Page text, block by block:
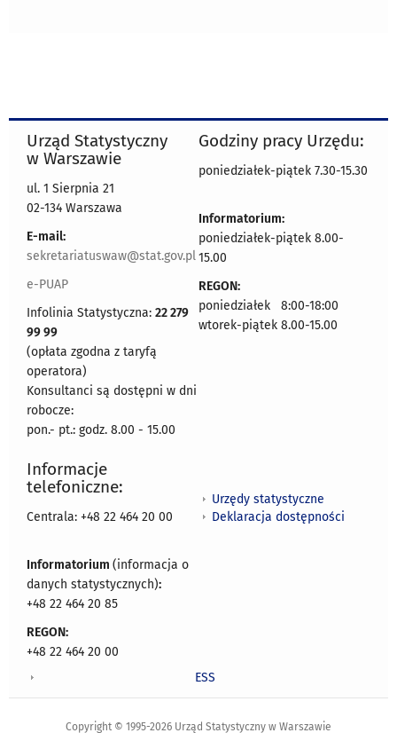
Urząd Statystyczny
w Warszawie
ul. 1 Sierpnia 21
02-134 Warszawa
E-mail:
sekretariatuswaw@stat.gov.pl
e-PUAP
Infolinia Statystyczna: 22 279
99 99
(opłata zgodna z taryfą
operatora)
Konsultanci są dostępni w dni
robocze:
pon.- pt.: godz. 8.00 - 15.00
Godziny pracy Urzędu:
poniedziałek-piątek 7.30-15.30
Informatorium:
poniedziałek-piątek 8.00-
15.00
REGON:
poniedziałek 8:00-18:00
wtorek-piątek 8.00-15.00
Informacje
telefoniczne:
Centrala: +48 22 464 20 00
Informatorium (informacja o
danych statystycznych):
+48 22 464 20 85
REGON:
+48 22 464 20 00
Urzędy statystyczne
Deklaracja dostępności
ESS
Copyright © 1995-2026 Urząd Statystyczny w Warszawie